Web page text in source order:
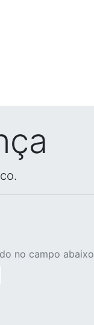
no campo abaixo